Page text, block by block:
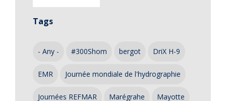
Tags
- Any - #300Shom bergot DriX H-9
EMR Journée mondiale de l'hydrographie
Journées REFMAR Marégrahe Mayotte